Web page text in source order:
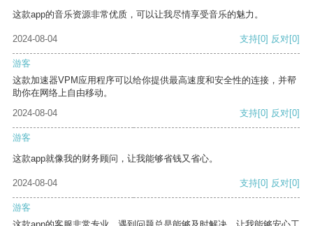
这款app的音乐资源非常优质，可以让我尽情享受音乐的魅力。
2024-08-04 支持[0] 反对[0]
游客
这款加速器VPM应用程序可以给你提供最高速度和安全性的连接，并帮
助你在网络上自由移动。
2024-08-04
支持[0] 反对[0]
游客
这款app就像我的财务顾问，让我能够省钱又省心。
2024-08-04 支持[0] 反对[0]
游客